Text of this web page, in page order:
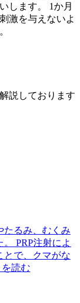
します。 1か月
激を与えないよ
説しております
たるみ、むくみ
PRP注射によ
とで、クマがな
読む